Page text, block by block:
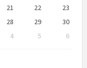
21 22
23
28 29
30
4 5
6